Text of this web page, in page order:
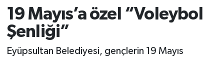
19 Mayıs’a özel “Voleybol
Şenliği”
Eyüpsultan Belediyesi, gençlerin 19 Mayıs
EĞİTİM
EKONOMİ
Son Dakika Haberleri
Haber Arşivi